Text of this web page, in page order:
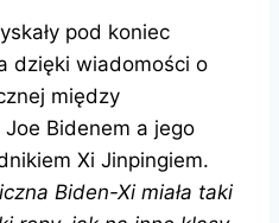
pod koniec
dzięki wiadomości o
między
Bidenem a jego
Xi Jinpingiem.
Biden-Xi miała taki